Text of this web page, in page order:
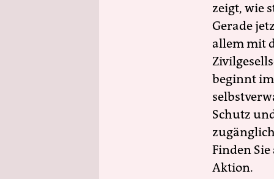
zeigt, wie
Gerade
allem mit
beginnt
Schutz
Finden
Aktion.